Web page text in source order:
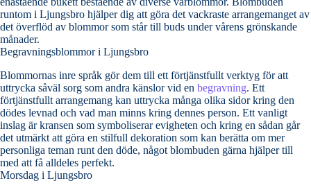
runtom i Ljungsbro hjälper dig att göra det vackraste arrangemanget av
det överflöd av blommor som står till buds under vårens grönskande
månader.
Begravningsblommor i Ljungsbro
Blommornas inre språk gör dem till ett förtjänstfullt verktyg för att
uttrycka såväl sorg som andra känslor vid en begravning. Ett
förtjänstfullt arrangemang kan uttrycka många olika sidor kring den
dödes levnad och vad man minns kring dennes person. Ett vanligt
inslag är kransen som symboliserar evigheten och kring en sådan går
det utmärkt att göra en stilfull dekoration som kan berätta om mer
personliga teman runt den döde, något blombuden gärna hjälper till
med att få alldeles perfekt.
Morsdag i Ljungsbro